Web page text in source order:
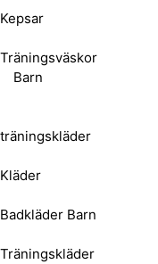
Kepsar
Träningsväskor
Barn
träningskläder
Kläder
Badkläder Barn
Träningskläder